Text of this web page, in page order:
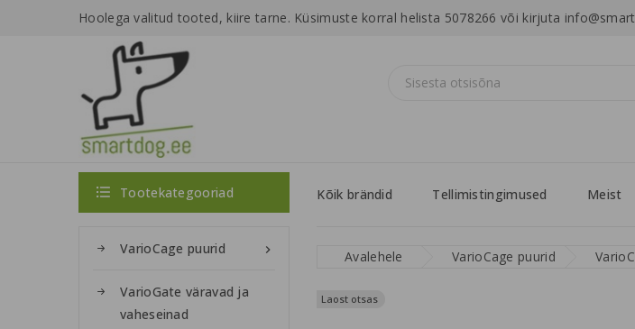
Hoolega valitud tooted, kiire tarne. Küsimuste korral helista 5078266 või kirjuta
Kõik brändid Tellimistingimused Meist
 Tootekategooriad

VarioCage puurid
VarioGate väravad ja
vaheseinad
Avalehele VarioCage puurid
Laost otsas
Laost otsas